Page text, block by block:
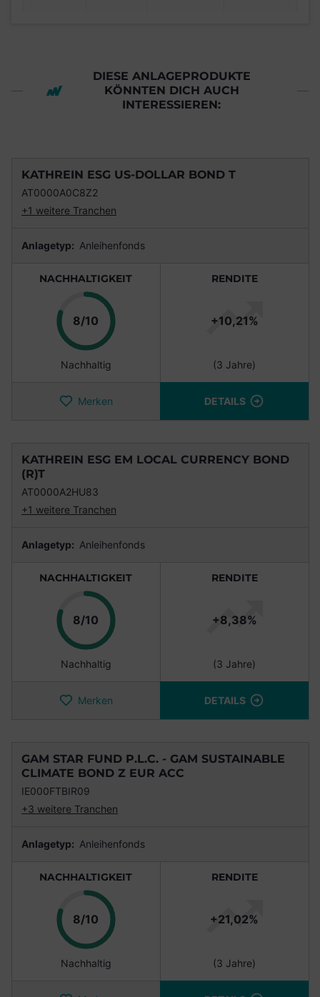
DIESE ANLAGEPRODUKTE
KÖNNTEN DICH AUCH
INTERESSIEREN:
KATHREIN ESG US-DOLLAR BOND T
AT0000A0C8Z2
+1 weitere Tranchen
Anlagetyp: Anleihenfonds
NACHHALTIGKEIT
8/10 Punkte
Nachhaltig
RENDITE
+10,21%
(3 Jahre)
Merken DETAILS
KATHREIN ESG EM LOCAL CURRENCY BOND
(R)T
AT0000A2HU83
+1 weitere Tranchen
Anlagetyp: Anleihenfonds
NACHHALTIGKEIT
8/10 Punkte
Nachhaltig
RENDITE
+8,38%
(3 Jahre)
Merken DETAILS
GAM STAR FUND P.L.C. - GAM SUSTAINABLE
CLIMATE BOND Z EUR ACC
IE000FTBIR09
+3 weitere Tranchen
Anlagetyp: Anleihenfonds
NACHHALTIGKEIT
8/10 Punkte
Nachhaltig
RENDITE
+21,02%
(3 Jahre)